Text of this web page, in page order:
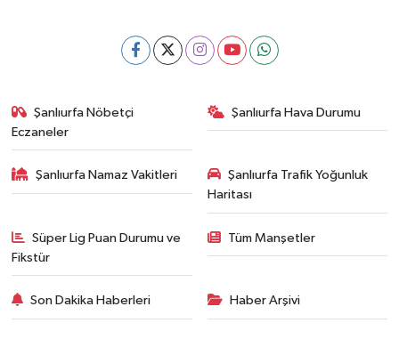
Şanlıurfa Nöbetçi
Eczaneler
Şanlıurfa Hava Durumu
Şanlıurfa Namaz Vakitleri
Şanlıurfa Trafik Yoğunluk
Haritası
Süper Lig Puan Durumu ve
Fikstür
Tüm Manşetler
Son Dakika Haberleri Haber Arşivi